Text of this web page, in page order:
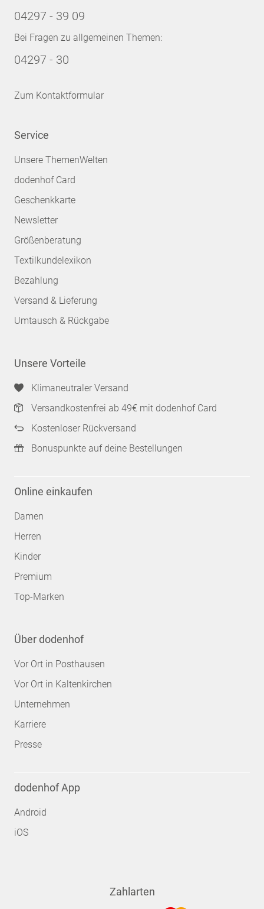
04297 - 39 09
Bei Fragen zu allgemeinen Themen:
04297 - 30
Zum Kontaktformular
Service
Unsere ThemenWelten
dodenhof Card
Geschenkkarte
Newsletter
Größenberatung
Textilkundelexikon
Bezahlung
Versand & Lieferung
Umtausch & Rückgabe
Unsere Vorteile
Klimaneutraler Versand
Versandkostenfrei ab 49€ mit dodenhof Card
Kostenloser Rückversand
Bonuspunkte auf deine Bestellungen
Online einkaufen
Damen
Herren
Kinder
Premium
Top-Marken
Über dodenhof
Vor Ort in Posthausen
Vor Ort in Kaltenkirchen
Unternehmen
Karriere
Presse
dodenhof App
Android
iOS
Zahlarten